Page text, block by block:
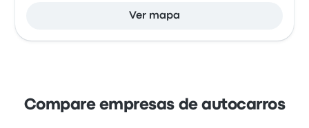
Ver mapa
Compare empresas de autocarros